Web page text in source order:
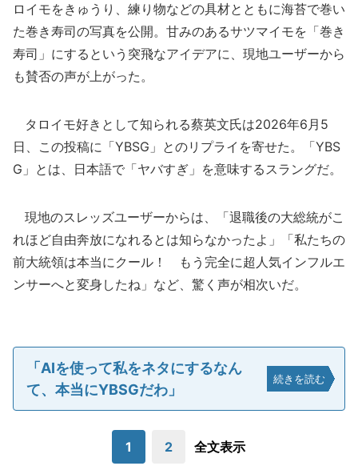
ロイモをきゅうり、練り物などの具材とともに海苔で巻い
た巻き寿司の写真を公開。甘みのあるサツマイモを「巻き
寿司」にするという突飛なアイデアに、現地ユーザーから
も賛否の声が上がった。
タロイモ好きとして知られる蔡英文氏は2026年6月5
日、この投稿に「YBSG」とのリプライを寄せた。「YBS
G」とは、日本語で「ヤバすぎ」を意味するスラングだ。
現地のスレッズユーザーからは、「退職後の大総統がこ
れほど自由奔放になれるとは知らなかったよ」「私たちの
前大統領は本当にクール！ もう完全に超人気インフルエ
ンサーへと変身したね」など、驚く声が相次いだ。
「AIを使って私をネタにするなん
て、本当にYBSGだわ」
続きを読む
1 2 全文表示